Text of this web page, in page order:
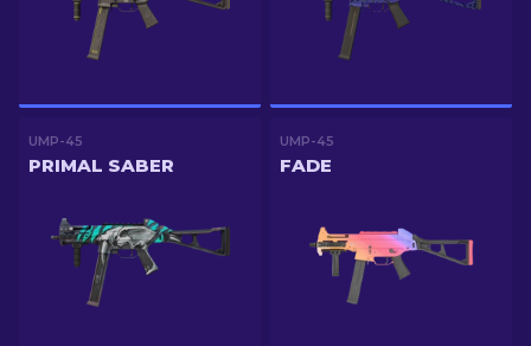
UMP-45
PRIMAL SABER
UMP-45
FADE